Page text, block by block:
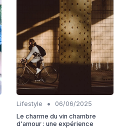
Lifestyle •
06/06/2025
Le charme du vin chambre
d'amour : une expérience